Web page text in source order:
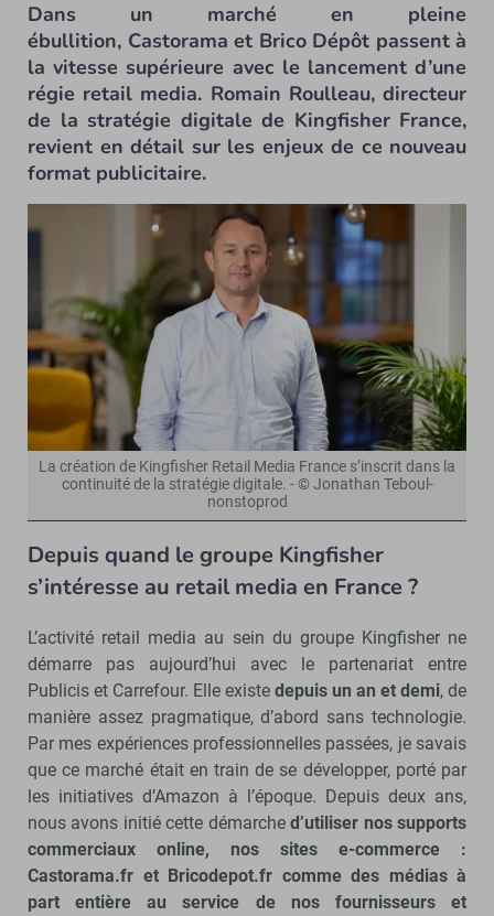
Dans un marché en pleine
ébullition, Castorama et Brico Dépôt passent à
la vitesse supérieure avec le lancement d’une
régie retail media. Romain Roulleau, directeur
de la stratégie digitale de Kingfisher France,
revient en détail sur les enjeux de ce nouveau
format publicitaire.
La création de Kingfisher Retail Media France s’inscrit dans la
continuité de la stratégie digitale. - © Jonathan Teboul-
nonstoprod
Depuis quand le groupe Kingfisher
s’intéresse au retail media en France ?
L’activité retail media au sein du groupe Kingfisher ne
démarre pas aujourd’hui avec le partenariat entre
Publicis et Carrefour. Elle existe depuis un an et demi, de
manière assez pragmatique, d’abord sans technologie.
Par mes expériences professionnelles passées, je savais
que ce marché était en train de se développer, porté par
les initiatives d’Amazon à l’époque. Depuis deux ans,
nous avons initié cette démarched’utiliser nos supports
commerciaux online, nos sites e-commerce :
Castorama.fr et Bricodepot.fr comme des médias à
part entière au service de nos fournisseurs et